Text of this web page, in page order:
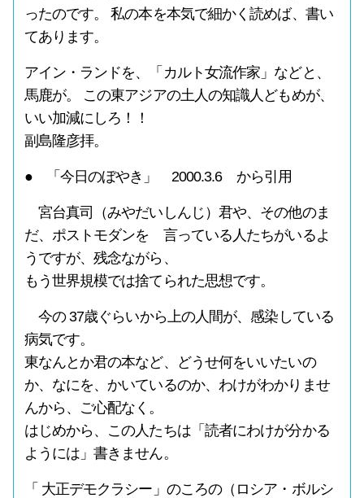
ったのです。 私の本を本気で細かく読めば、書い
てあります。
アイン・ランドを、「カルト女流作家」などと、
馬鹿が。 この東アジアの土人の知識人どもめが、
いい加減にしろ！！
副島隆彦拝。
● 「今日のぼやき」 2000.3.6 から引用
宮台真司（みやだいしんじ）君や、その他のま
だ、ポストモダンを 言っている人たちがいるよ
うですが、残念ながら、
もう世界規模では捨てられた思想です。
今の 37歳ぐらいから上の人間が、感染している
病気です。
東なんとか君の本など、どうせ何をいいたいの
か、なにを、かいているのか、わけがわかりませ
んから、ご心配なく。
はじめから、この人たちは「読者にわけが分かる
ようには」書きません。
「 大正デモクラシー」のころの（ロシア・ボルシ